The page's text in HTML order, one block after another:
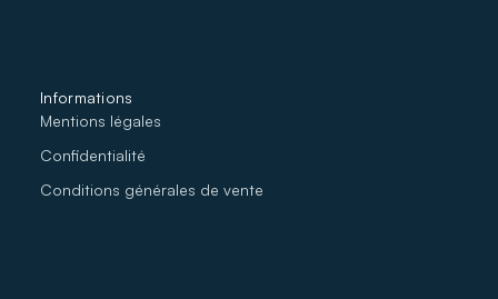
Informations
Mentions légales
Confidentialité
Conditions générales de vente